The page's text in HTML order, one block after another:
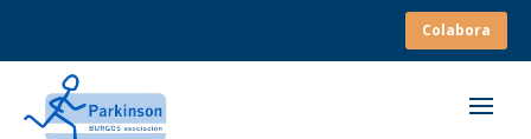
Colabora